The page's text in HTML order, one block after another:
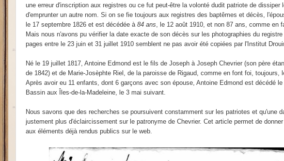
une erreur d'inscription aux registres ou ce fut peut-être la volonté dudit patriote de
d'emprunter un autre nom. Si on se fie toujours aux registres des baptêmes et décès,
le 17 septembre 1826 et est décédée à 84 ans , le 12 août 1910, et non 87 ans, comme en
Mais nous n'avons pu vérifier la date exacte de son décès sur les photographies du
pages entre le 23 juin et 31 juillet 1910 semblent ne pas avoir été copiées par l'Institut
Né le 19 juillet 1817, Antoine Edmond est le fils de Joseph à Joseph Chevrier (son père
de 1842) et de Marie-Josèphte Riel, de la paroisse de Rigaud, comme en font foi, toujours,
Après avoir eu 11 enfants, dont 6 garçons avec son épouse, Antoine Edmond est décédé
Bassin aux Îles-de-la-Madeleine, le 3 mai suivant.
Nous savons que des recherches se poursuivent constamment sur les patriotes et qu'une
justement plus d'éclaircissement sur le patronyme de Chevrier. Cet article permet de
aux éléments déjà rendus publics sur le web.